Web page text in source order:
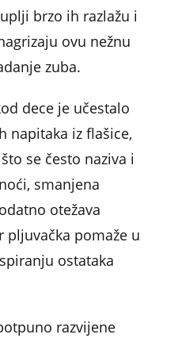
brzo ih razlažu i
ovu nežnu
zuba.
dece je učestalo
napitaka iz flašice,
se često naziva i
smanjena
otežava
pljuvačka pomaže u
ostataka
razvijene